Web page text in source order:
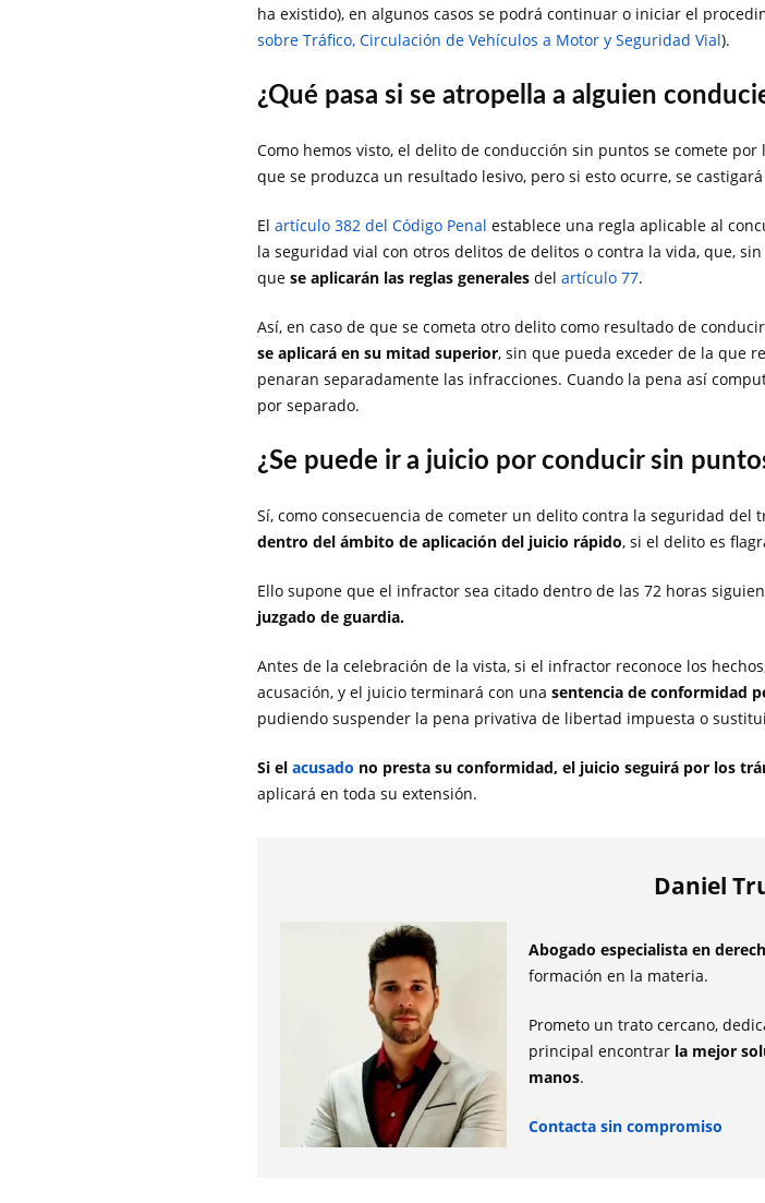
ha existido), en algunos casos se podrá continuar o iniciar el
sobre Tráfico, Circulación de Vehículos a Motor y Seguridad Vial).
¿Qué pasa si se atropella a alguien
Como hemos visto, el delito de conducción sin puntos se comete
que se produzca un resultado lesivo, pero si esto ocurre, se
El artículo 382 del Código Penal establece una regla aplicable al
la seguridad vial con otros delitos de delitos o contra la vida, que,
que se aplicarán las reglas generales del artículo 77.
Así, en caso de que se cometa otro delito como resultado de
se aplicará en su mitad superior, sin que pueda exceder de la que
penaran separadamente las infracciones. Cuando la pena así
por separado.
¿Se puede ir a juicio por conducir sin
Sí, como consecuencia de cometer un delito contra la seguridad del
dentro del ámbito de aplicación del juicio rápido, si el delito es
Ello supone que el infractor sea citado dentro de las 72 horas
juzgado de guardia.
Antes de la celebración de la vista, si el infractor reconoce los
acusación, y el juicio terminará con una sentencia de conformidad
pudiendo suspender la pena privativa de libertad impuesta o
Si el acusado no presta su conformidad, el juicio seguirá por los
aplicará en toda su extensión.
Daniel
Abogado especialista en
formación en la materia.
Prometo un trato cercano,
principal encontrar la mejor
manos.
Contacta sin compromiso